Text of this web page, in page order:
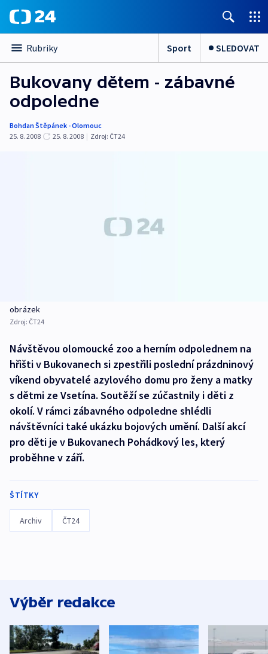
Rubriky Sport SLEDOVAT
Bukovany dětem - zábavné
odpoledne
Bohdan Štěpánek - Olomouc
25. 8. 2008
25. 8. 2008 | Zdroj: ČT24
obrázek
Zdroj: ČT24
Návštěvou olomoucké zoo a herním odpolednem na
hřišti v Bukovanech si zpestřili poslední prázdninový
víkend obyvatelé azylového domu pro ženy a matky
s dětmi ze Vsetína. Soutěží se zúčastnily i děti z
okolí. V rámci zábavného odpoledne shlédli
návštěvníci také ukázku bojových umění. Další akcí
pro děti je v Bukovanech Pohádkový les, který
proběhne v září.
ŠTÍTKY
Archiv ČT24
Výběr redakce